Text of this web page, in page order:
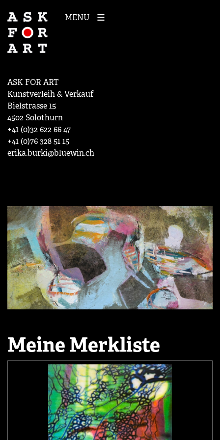
MENU
ASK FOR ART
Kunstverleih & Verkauf
Bielstrasse 15
4502 Solothurn
+41 (0)32 622 66 47
+41 (0)76 328 51 15
erika.burki@bluewin.ch
Meine Merkliste